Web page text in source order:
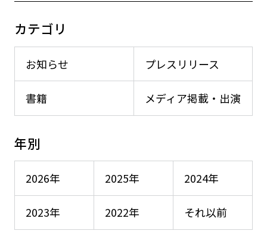
カテゴリ
お知らせ プレスリリース
メディア掲載・出演
書籍
年別
2026年 2025年 2024年
2023年 2022年 それ以前